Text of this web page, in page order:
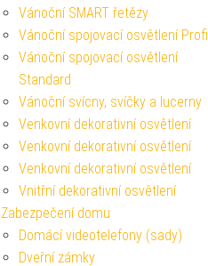
Vánoční SMART řetězy
Vánoční spojovací osvětlení Profi
Vánoční spojovací osvětlení
Standard
Vánoční svícny, svíčky a lucerny
Venkovní dekorativní osvětlení
Venkovní dekorativní osvětlení
Venkovní dekorativní osvětlení
Vnitřní dekorativní osvětlení
Zabezpečení domu
Domácí videotelefony (sady)
Dveřní zámky